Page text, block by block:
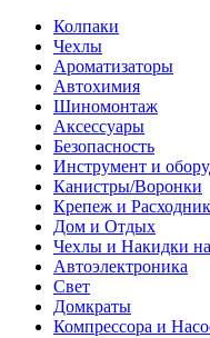
Колпаки
Чехлы
Ароматизаторы
Автохимия
Шиномонтаж
Аксессуары
Безопасность
Инструмент и
Канистры/Воронки
Крепеж и
Дом и Отдых
Чехлы и Накидки
Автоэлектроника
Свет
Домкраты
Компрессора и